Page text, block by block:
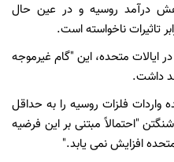
درآمد روسیه و در عین حال
تاثیرات ناخواسته است.
ایالات متحده، این "گام غیرموجه
داشت.
واردات فلزات روسیه را به حداقل
"احتمالاً مبتنی بر این فرضیه
افزایش نمی یابد."